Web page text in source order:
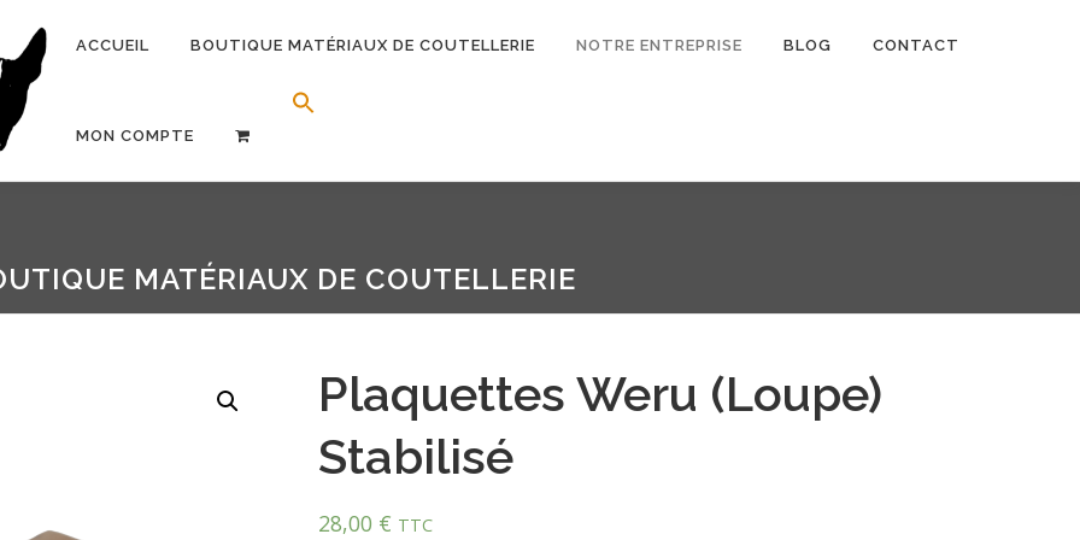
ACCUEIL BOUTIQUE MATÉRIAUX DE COUTELLERIE NOTRE ENTREPRISE BLOG CONTACT
MON COMPTE
MATÉRIAUX DE COUTELLERIE
Plaquettes Weru (Loupe)
Stabilisé
28,00 € TTC